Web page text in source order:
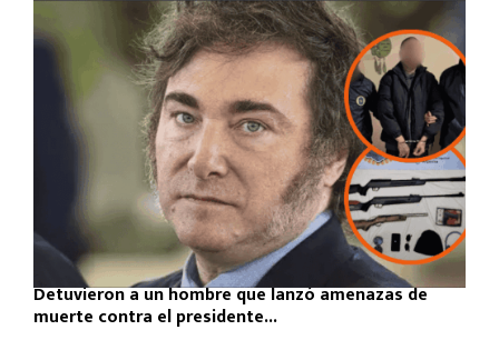
Detuvieron a un hombre que lanzó amenazas de
muerte contra el presidente...